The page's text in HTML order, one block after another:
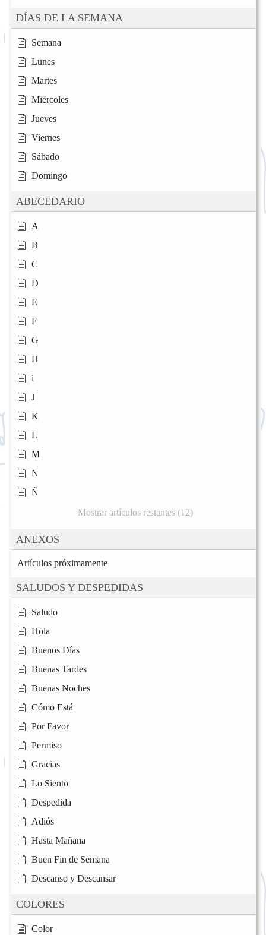
DÍAS DE LA SEMANA
Semana
Lunes
Martes
Miércoles
Jueves
Viernes
Sábado
Domingo
ABECEDARIO
A
B
C
D
E
F
G
H
i
J
K
L
M
N
Ñ
Mostrar artículos restantes (12)
ANEXOS
Artículos próximamente
SALUDOS Y DESPEDIDAS
Saludo
Hola
Buenos Días
Buenas Tardes
Buenas Noches
Cómo Está
Por Favor
Permiso
Gracias
Lo Siento
Despedida
Adiós
Hasta Mañana
Buen Fin de Semana
Descanso y Descansar
COLORES
Color